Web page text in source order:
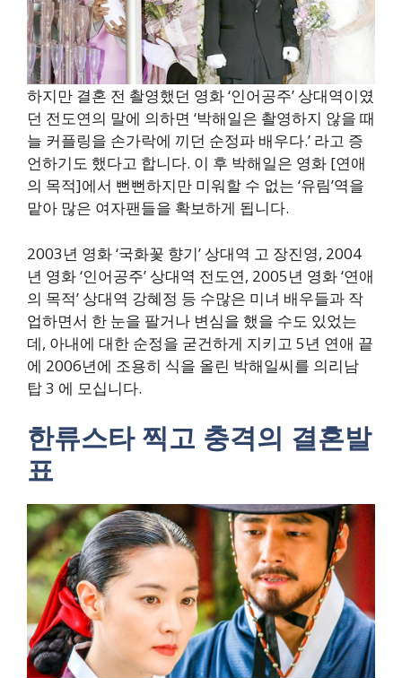
하지만 결혼 전 촬영했던 영화 ‘인어공주’ 상대역이였
던 전도연의 말에 의하면 ‘박해일은 촬영하지 않을 때
늘 커플링을 손가락에 끼던 순정파 배우다.’ 라고 증
언하기도 했다고 합니다. 이 후 박해일은 영화 [연애
의 목적]에서 뻔뻔하지만 미워할 수 없는 ‘유림’역을
맡아 많은 여자팬들을 확보하게 됩니다.
2003년 영화 ‘국화꽃 향기’ 상대역 고 장진영, 2004
년 영화 ‘인어공주’ 상대역 전도연, 2005년 영화 ‘연애
의 목적’ 상대역 강혜정 등 수많은 미녀 배우들과 작
업하면서 한 눈을 팔거나 변심을 했을 수도 있었는
데, 아내에 대한 순정을 굳건하게 지키고 5년 연애 끝
에 2006년에 조용히 식을 올린 박해일씨를 의리남
탑 3 에 모십니다.
한류스타 찍고 충격의 결혼발
표